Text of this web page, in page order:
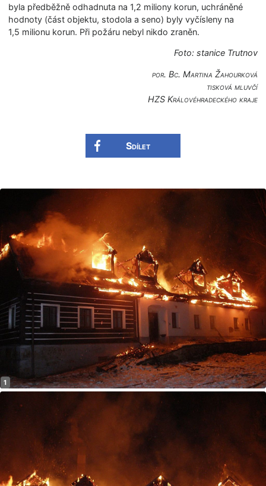
byla předběžně odhadnuta na 1,2 miliony korun, uchráněné
hodnoty (část objektu, stodola a seno) byly vyčísleny na
1,5 milionu korun. Při požáru nebyl nikdo zraněn.
Foto: stanice Trutnov
por. Bc. Martina Žahourková
tisková mluvčí
HZS Královéhradec­kého kraje
Sdílet